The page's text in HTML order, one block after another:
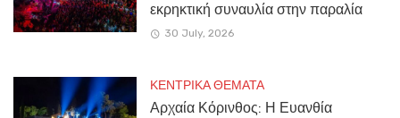
εκρηκτική συναυλία στην παραλία
30 July, 2026
ΚΕΝΤΡΙΚΑ ΘΕΜΑΤΑ
Αρχαία Κόρινθος: Η Ευανθία